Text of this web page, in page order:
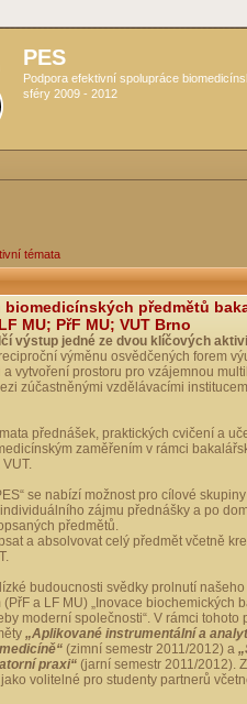
PES
Podpora efektivní spolupráce
sféry 2009 - 2012
témata
biomedicínských předmětů
MU; PřF MU; VUT Brno
výstup jedné ze dvou klíčových
výměnu osvědčených forem
vytvoření prostoru pro vzájemnou
zúčastněnými vzdělávacími
přednášek, praktických cvičení a
zaměřením v rámci
se nabízí možnost pro cílové
zájmu přednášky a po
předmětů.
a absolvovat celý předmět včetně
budoucnosti svědky prolnutí
a LF MU) „Inovace biochemických
moderní společnosti“. V rámci tohoto
„Aplikované instrumentální a
(zimní semestr 2011/2012) a
praxi“ (jarní semestr 2011/2012).
volitelné pro studenty partnerů